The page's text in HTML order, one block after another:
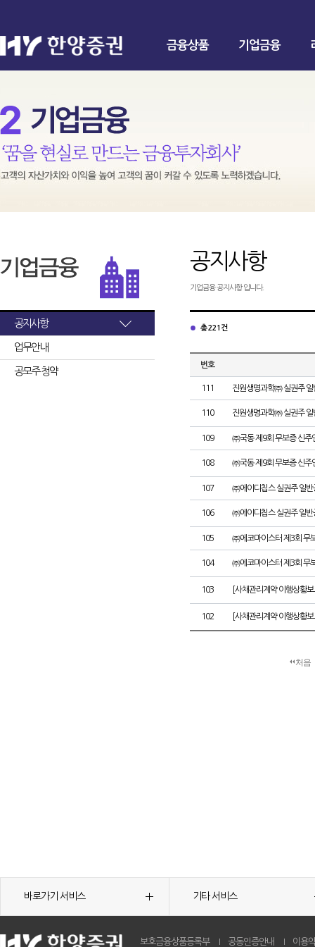
금융상품 기업금융
공지사항
업무안내
공모주 청약
공지사항
기업금융 공지사항 입니다.
총 221건
번호
111 진원생명과학㈜ 실권주 일
110 진원생명과학㈜ 실권주
109 ㈜국동 제9회 무보증 신주
108 ㈜국동 제9회 무보증 신주
107 ㈜에이디칩스 실권주 일반
106 ㈜에이디칩스 실권주 일반
105 ㈜에코마이스터 제3회 무
104 ㈜에코마이스터 제3회 무
103 [사채관리계약 이행상황
102 [사채관리계약 이행상황
처음
바로가기 서비스 기타 서비스
보호금융상품등록부 공동인증안내 이용